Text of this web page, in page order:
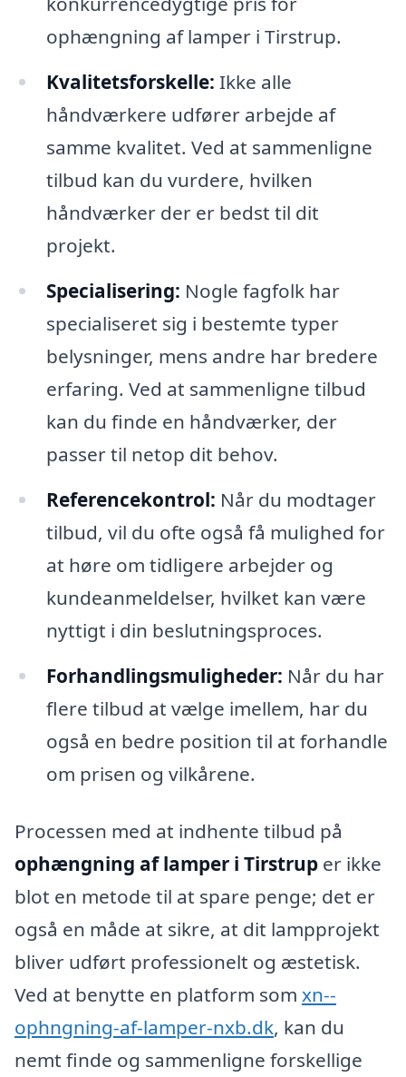
ophængning af lamper i Tirstrup.
Kvalitetsforskelle: Ikke alle
håndværkere udfører arbejde af
samme kvalitet. Ved at sammenligne
tilbud kan du vurdere, hvilken
håndværker der er bedst til dit
projekt.
Specialisering: Nogle fagfolk har
specialiseret sig i bestemte typer
belysninger, mens andre har bredere
erfaring. Ved at sammenligne tilbud
kan du finde en håndværker, der
passer til netop dit behov.
Referencekontrol: Når du modtager
tilbud, vil du ofte også få mulighed for
at høre om tidligere arbejder og
kundeanmeldelser, hvilket kan være
nyttigt i din beslutningsproces.
Forhandlingsmuligheder: Når du har
flere tilbud at vælge imellem, har du
også en bedre position til at forhandle
om prisen og vilkårene.
Processen med at indhente tilbud på
ophængning af lamper i Tirstrup er ikke
blot en metode til at spare penge; det er
også en måde at sikre, at dit lampprojekt
bliver udført professionelt og æstetisk.
Ved at benytte en platform som xn--
ophngning-af-lamper-nxb.dk, kan du
nemt finde og sammenligne forskellige